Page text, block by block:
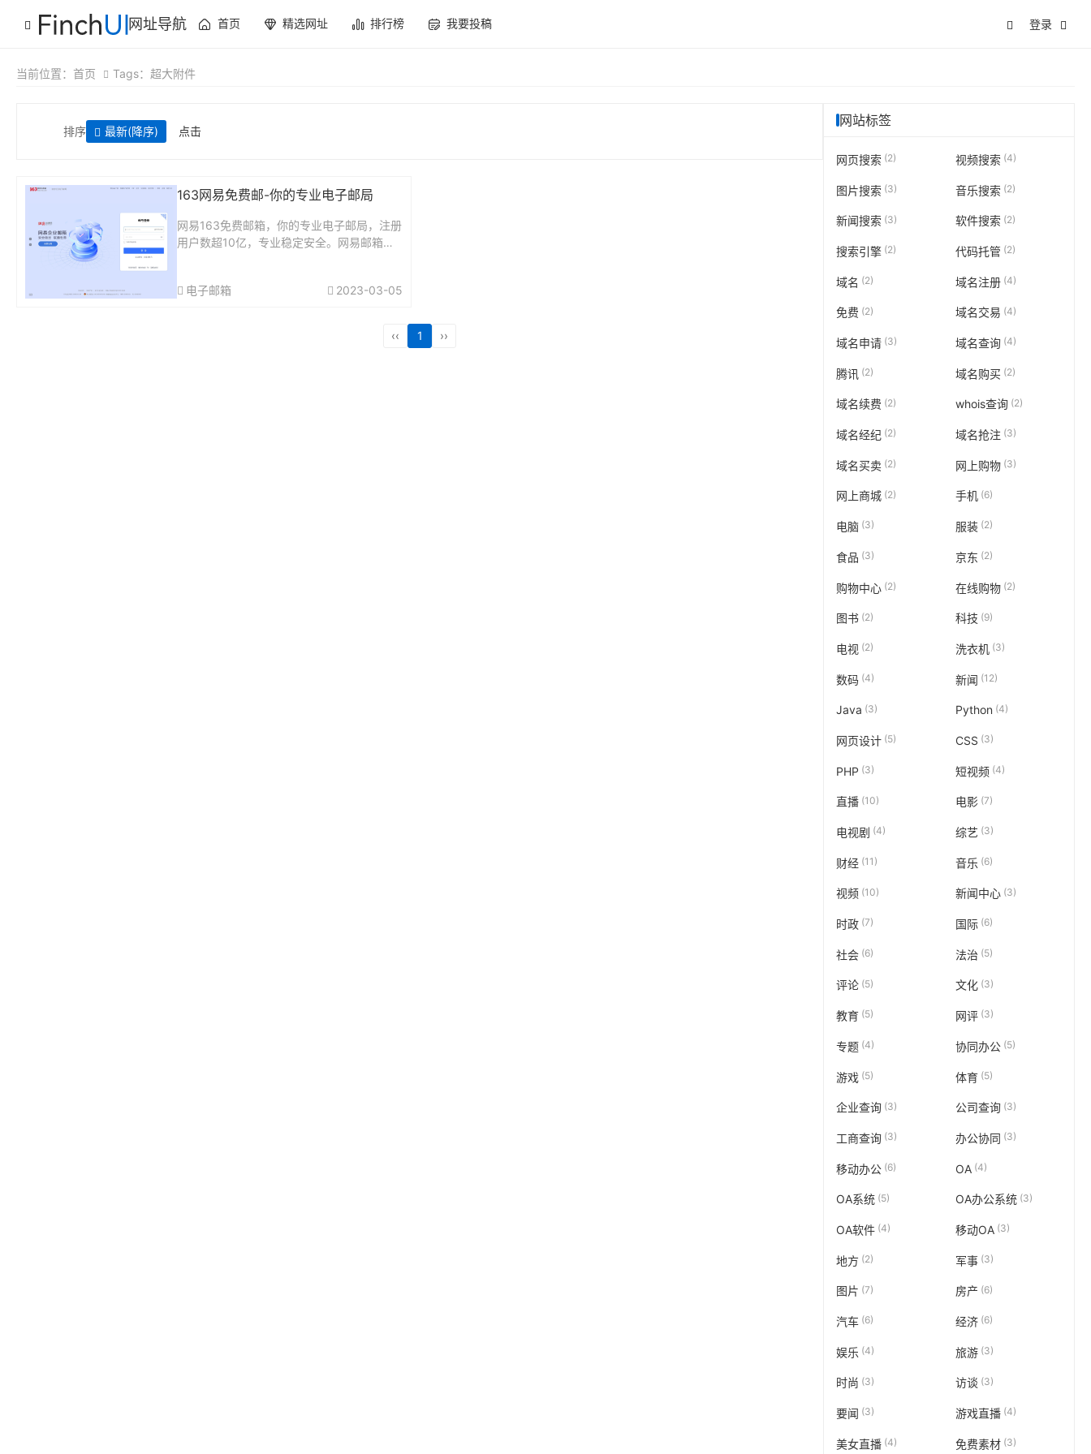
网址导航 首页 精选网址 排行榜 我要投稿 登录
当前位置： 首页 Tags：超大附件
排序 最新(降序) 点击
163网易免费邮-你的专业电子邮局
网易163免费邮箱，你的专业电子邮局，注册
用户数超10亿，专业稳定安全。网易邮箱官
端协同使用。...
电子邮箱 2023-03-05
‹‹ 1 ››
网站标签
网页搜索 (2) 视频搜索 (4)
图片搜索 (3) 音乐搜索 (2)
新闻搜索 (3) 软件搜索 (2)
搜索引擎 (2) 代码托管(2)
域名 (2) 域名注册(4)
免费 (2) 域名交易 (4)
域名申请 (3) 域名查询(4)
腾讯 (2) 域名购买(2)
域名续费 (2) whois查询(2)
域名经纪 (2) 域名抢注(3)
域名买卖 (2) 网上购物(3)
网上商城 (2) 手机 (6)
电脑 (3) 服装(2)
食品 (3) 京东 (2)
购物中心 (2) 在线购物(2)
图书 (2) 科技 (9)
电视 (2) 洗衣机 (3)
数码 (4) 新闻 (12)
Java (3) Python (4)
网页设计 (5) CSS (3)
PHP (3) 短视频(4)
直播 (10) 电影 (7)
电视剧 (4) 综艺 (3)
财经 (11) 音乐 (6)
视频 (10) 新闻中心 (3)
时政 (7) 国际(6)
社会 (6) 法治 (5)
评论 (5) 文化 (3)
教育 (5) 网评(3)
专题 (4) 协同办公(5)
游戏 (5) 体育(5)
企业查询 (3) 公司查询(3)
工商查询 (3) 办公协同 (3)
移动办公 (6) OA (4)
OA系统 (5) OA办公系统(3)
OA软件 (4) 移动OA (3)
地方 (2) 军事 (3)
图片 (7) 房产 (6)
汽车 (6) 经济(6)
娱乐 (4) 旅游(3)
时尚 (3) 访谈 (3)
要闻 (3) 游戏直播(4)
美女直播 (4) 免费素材(3)